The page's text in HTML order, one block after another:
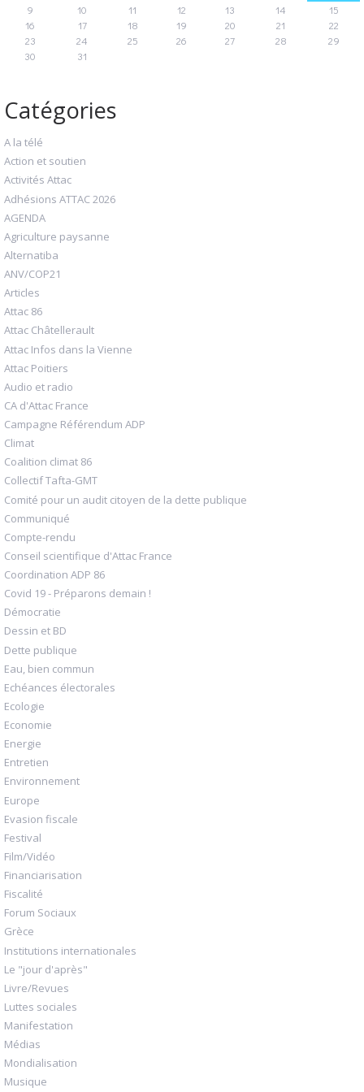
9
10 11 12 13 14
15
16
17 18 19 20 21
22
23
24 25 26 27 28
29
30
31
Catégories
A la télé
Action et soutien
Activités Attac
Adhésions ATTAC 2026
AGENDA
Agriculture paysanne
Alternatiba
ANV/COP21
Articles
Attac 86
Attac Châtellerault
Attac Infos dans la Vienne
Attac Poitiers
Audio et radio
CA d'Attac France
Campagne Référendum ADP
Climat
Coalition climat 86
Collectif Tafta-GMT
Comité pour un audit citoyen de la dette publique
Communiqué
Compte-rendu
Conseil scientifique d'Attac France
Coordination ADP 86
Covid 19 - Préparons demain !
Démocratie
Dessin et BD
Dette publique
Eau, bien commun
Echéances électorales
Ecologie
Economie
Energie
Entretien
Environnement
Europe
Evasion fiscale
Festival
Film/Vidéo
Financiarisation
Fiscalité
Forum Sociaux
Grèce
Institutions internationales
Le "jour d'après"
Livre/Revues
Luttes sociales
Manifestation
Médias
Mondialisation
Musique